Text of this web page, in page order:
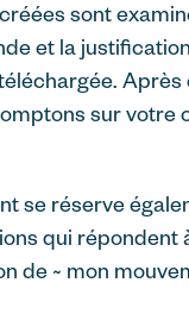
sont
et la
sur
se réserve
qui répondent
de ~ mon